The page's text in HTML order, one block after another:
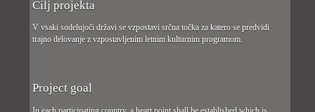
Cilj projekta
V vsaki sodelujoči državi se vzpostavi srčna točka za katero se predvidi
trajno delovanje z vzpostavljenim letnim kulturnim programom.
Project goal